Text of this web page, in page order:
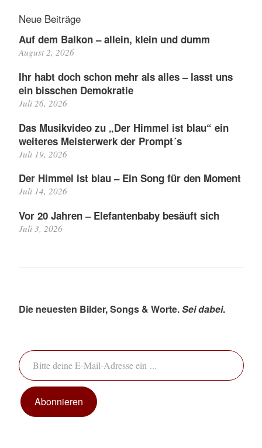
Neue Beiträge
Auf dem Balkon – allein, klein und dumm
August 2, 2026
Ihr habt doch schon mehr als alles – lasst uns
ein bisschen Demokratie
Juli 26, 2026
Das Musikvideo zu „Der Himmel ist blau“ ein
weiteres Meisterwerk der Prompt´s
Juli 19, 2026
Der Himmel ist blau – Ein Song für den Moment
Juli 14, 2026
Vor 20 Jahren – Elefantenbaby besäuft sich
Juli 3, 2026
Die neuesten Bilder, Songs & Worte.Sei dabei.
Bitte deine E-Mail-Adresse ein ...
Abonnieren